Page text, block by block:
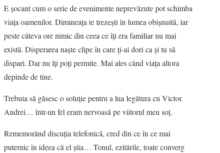
PROFIL
RUBRICI DE AUTOR
NUMĂRUL 48 /
MARTIE 2018
NUMĂRUL 49 /
E şocant cum o serie de evenimente neprevăzute pot schimba
viaţa oamenilor. Dimineaţa te trezeşti în lumea obişnuită, iar
peste câteva ore nimic din ceea ce îţi era familiar nu mai
există. Disperarea naşte clipe în care ţi-ai dori ca şi tu să
dispari. Dar nu îţi poţi permite. Mai ales când viaţa altora
depinde de tine.
Trebuia să găsesc o soluţie pentru a lua legătura cu Victor.
Andrei… într-un fel eram nervoasă pe viitorul meu soţ.
Rememorând discuţia telefonică, cred din ce în ce mai
puternic în ideea că el ştia… Tonul, ezitările, toate converg